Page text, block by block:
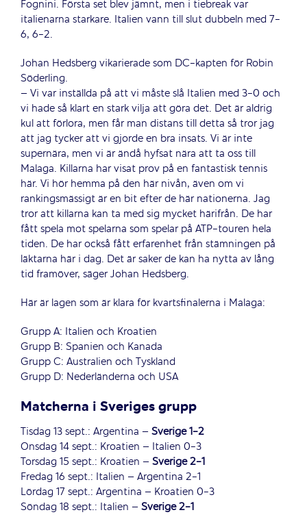
Fognini. Första set blev jämnt, men i tiebreak var
italienarna starkare. Italien vann till slut dubbeln med 7-
6, 6-2.
Johan Hedsberg vikarierade som DC-kapten för Robin
Söderling.
– Vi var inställda på att vi måste slå Italien med 3-0 och
vi hade så klart en stark vilja att göra det. Det är aldrig
kul att förlora, men får man distans till detta så tror jag
att jag tycker att vi gjorde en bra insats. Vi är inte
supernära, men vi är ändå hyfsat nära att ta oss till
Malaga. Killarna har visat prov på en fantastisk tennis
här. Vi hör hemma på den här nivån, även om vi
rankingsmässigt är en bit efter de här nationerna. Jag
tror att killarna kan ta med sig mycket härifrån. De har
fått spela mot spelarna som spelar på ATP-touren hela
tiden. De har också fått erfarenhet från stämningen på
läktarna här i dag. Det är saker de kan ha nytta av lång
tid framöver, säger Johan Hedsberg.
Här är lagen som är klara för kvartsfinalerna i Malaga:
Grupp A: Italien och Kroatien
Grupp B: Spanien och Kanada
Grupp C: Australien och Tyskland
Grupp D: Nederländerna och USA
Matcherna i Sveriges grupp
Tisdag 13 sept.: Argentina – Sverige 1-2
Onsdag 14 sept.: Kroatien – Italien 0-3
Torsdag 15 sept.: Kroatien – Sverige 2-1
Fredag 16 sept.: Italien – Argentina 2-1
Lördag 17 sept.: Argentina – Kroatien 0-3
Söndag 18 sept.: Italien – Sverige 2-1